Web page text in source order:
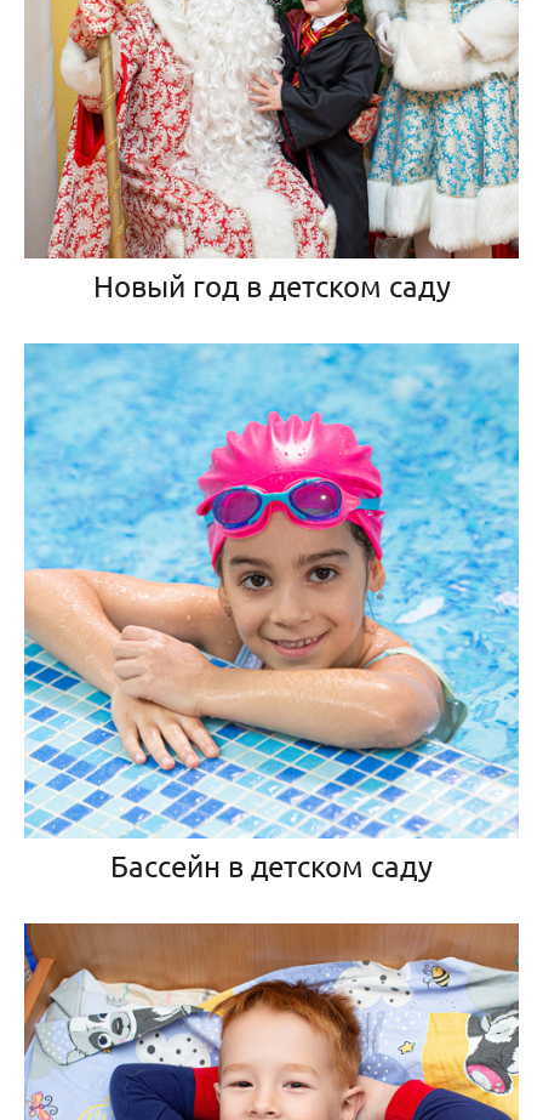
Новый год в детском саду
Бассейн в детском саду